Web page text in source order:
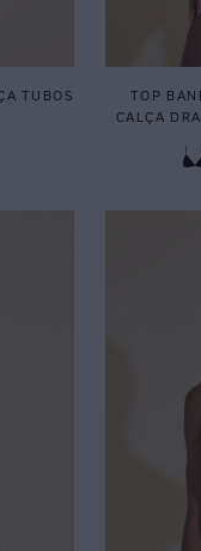
TUBOS
TOP
CALÇA